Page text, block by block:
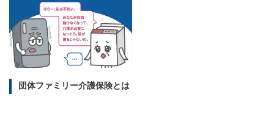
団体ファミリー介護保険とは